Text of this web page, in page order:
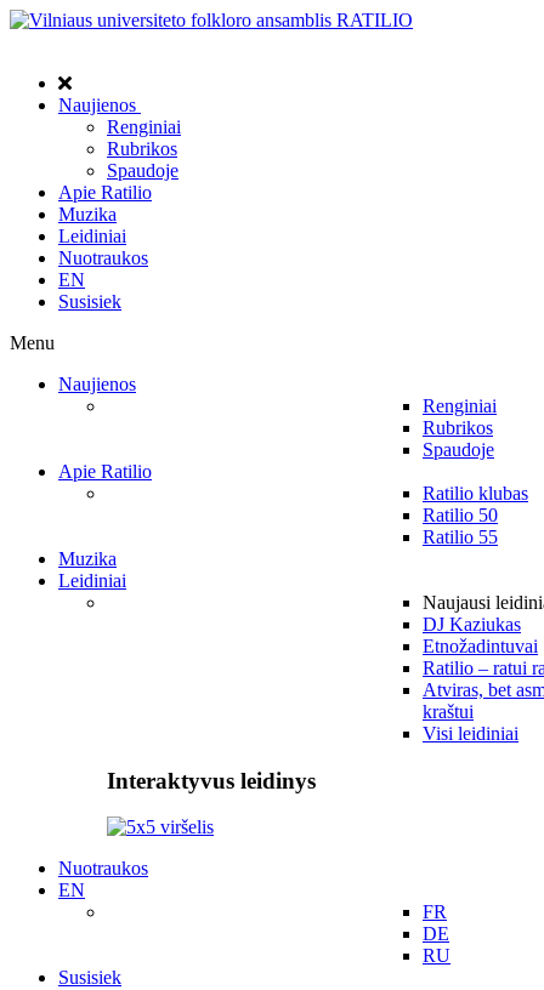
Naujienos
Renginiai
Rubrikos
Spaudoje
Apie Ratilio
Muzika
Leidiniai
Nuotraukos
EN
Susisiek
Menu
Naujienos
Renginiai
Rubrikos
Spaudoje
Apie Ratilio
Ratilio klubas
Ratilio 50
Ratilio 55
Muzika
Leidiniai
Naujausi
DJ Kaziukas
Etnožadintuvai
Ratilio – ratui
Atviras, bet
kraštui
Visi leidiniai
Interaktyvus leidinys
Nuotraukos
EN
FR
DE
RU
Susisiek